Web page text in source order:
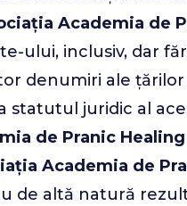
Academia de
ului, inclusiv, dar
denumiri ale
statutul juridic al
de Pranic Healing
Academia de
de altă natură